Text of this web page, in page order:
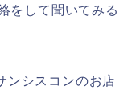
をして聞いてみる
ンシスコンのお店